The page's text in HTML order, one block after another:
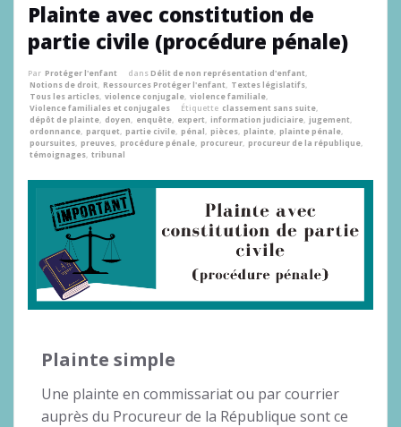
Plainte avec constitution de
partie civile (procédure pénale)
Par Protéger l'enfant dansDélit de non représentation d'enfant,
Notions de droit, Ressources Protéger l'enfant, Textes législatifs,
Tous les articles, violence conjugale, violence familiale,
Violence familiales et conjugales
Étiquette classement sans suite,
dépôt de plainte, doyen, enquête, expert, information judiciaire, jugement,
ordonnance, parquet, partie civile, pénal, pièces, plainte, plainte pénale,
poursuites, preuves, procédure pénale, procureur, procureur de la république,
témoignages, tribunal
Plainte simple
Une plainte en commissariat ou par courrier
auprès du Procureur de la République sont ce